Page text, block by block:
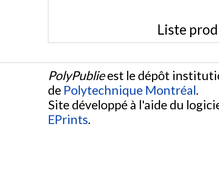
Liste
PolyPublieest le dépôt
de Polytechnique Montréal.
Site développé à l'aide du
EPrints.